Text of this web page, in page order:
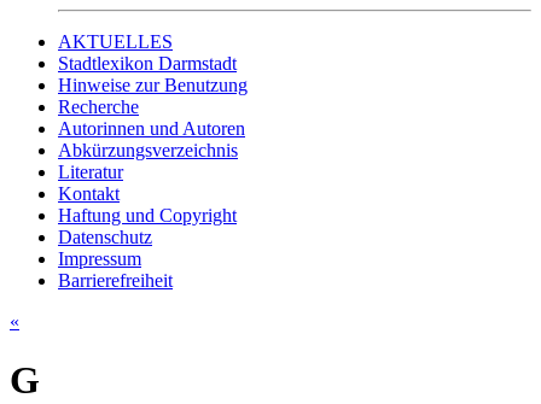
AKTUELLES
Stadtlexikon Darmstadt
Hinweise zur Benutzung
Recherche
Autorinnen und Autoren
Abkürzungsverzeichnis
Literatur
Kontakt
Haftung und Copyright
Datenschutz
Impressum
Barrierefreiheit
«
G